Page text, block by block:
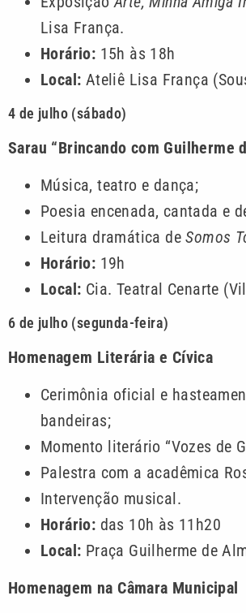
Lisa França.
Horário: 15h às 18h
Local: Ateliê Lisa França
4 de julho (sábado)
Sarau “Brincando com Guilherme
Música, teatro e dança;
Poesia encenada, cantada e
Leitura dramática deSomos
Horário: 19h
Local: Cia. Teatral Cenarte
6 de julho (segunda-feira)
Homenagem Literária e Cívica
Cerimônia oficial e
bandeiras;
Momento literário “Vozes de
Palestra com a acadêmica
Intervenção musical.
Horário: das 10h às 11h20
Local: Praça Guilherme de
Homenagem na Câmara Municipal